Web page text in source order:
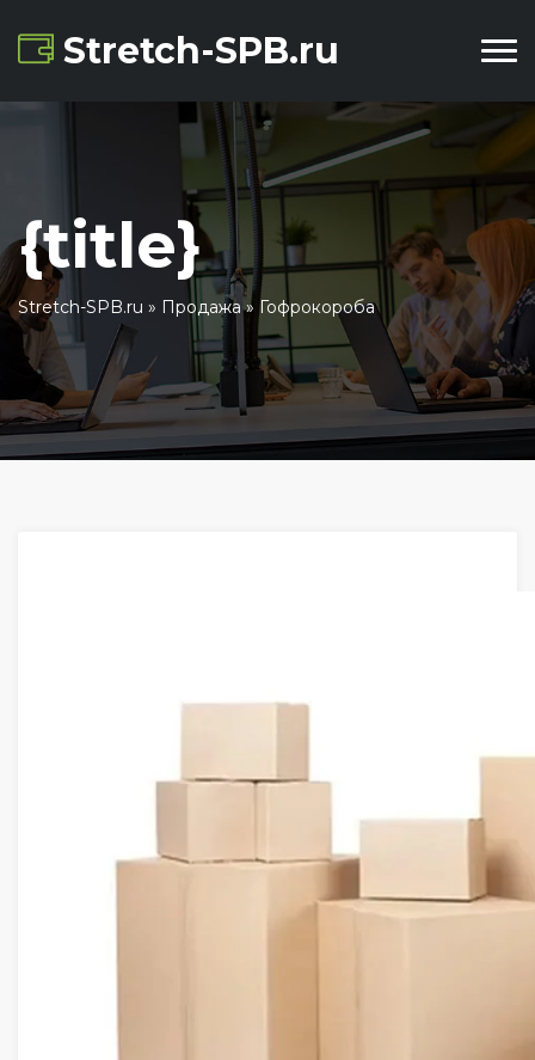
Stretch-SPB.ru
{title}
Stretch-SPB.ru » Продажа» Гофрокороба